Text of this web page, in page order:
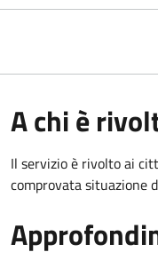
A chi è
Il servizio è rivolto ai
comprovata situazione